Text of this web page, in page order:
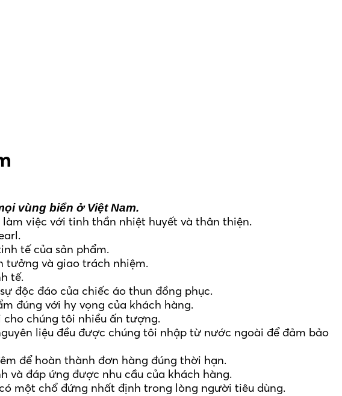
vùng biển ở Việt Nam.
việc với tinh thần nhiệt huyết và thân thiện.
tế của sản phẩm.
tưởng và giao trách nhiệm.
tế.
độc đáo của chiếc áo thun đồng phục.
đúng với hy vọng của khách hàng.
cho chúng tôi nhiều ấn tượng.
liệu đều được chúng tôi nhập từ nước ngoài để đảm bảo
để hoàn thành đơn hàng đúng thời hạn.
và đáp ứng được nhu cầu của khách hàng.
một chổ đứng nhất định trong lòng người tiêu dùng.